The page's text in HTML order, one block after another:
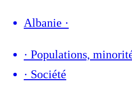
Albanie ·
· Populations,
· Société